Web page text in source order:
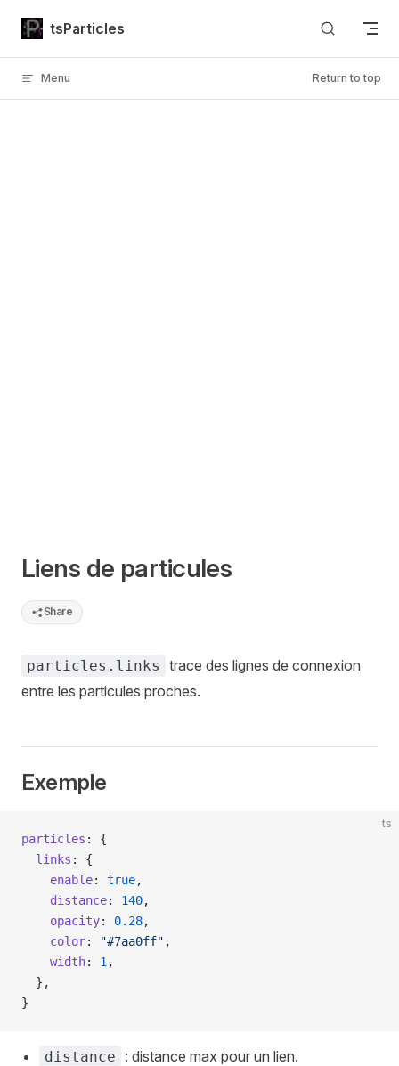
Skip to content
tsParticles
Menu Return to top
Liens de particules
Share
particles.links
trace des lignes de connexion
entre les particules proches.
Exemple
ts
particles : {
  links
: {
    enable
: true,
    distance
: 140,
    opacity
: 0.28,
    color
: "#7aa0ff" ,
    width
: 1 ,
  },
}
distance : distance max pour un lien.